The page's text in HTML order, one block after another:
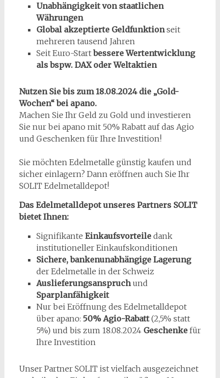
Unabhängigkeit von staatlichen
Währungen
Global akzeptierte Geldfunktionseit
mehreren tausend Jahren
Seit Euro-Startbessere Wertentwicklung
als bspw. DAX oder Weltaktien
Nutzen Sie bis zum 18.08.2024 die „Gold-
Wochen“ bei apano.
Machen Sie Ihr Geld zu Gold und investieren
Sie nur bei apano mit 50% Rabatt auf das Agio
und Geschenken für Ihre Investition!
Sie möchten Edelmetalle günstig kaufen und
sicher einlagern? Dann eröffnen auch Sie Ihr
SOLIT Edelmetalldepot!
Das Edelmetalldepot unseres Partners SOLIT
bietet Ihnen:
Signifikante Einkaufsvorteiledank
institutioneller Einkaufskonditionen
Sichere, bankenunabhängige Lagerung
der Edelmetalle in der Schweiz
Auslieferungsanspruchund
Sparplanfähigkeit
Nur bei Eröffnung des Edelmetalldepot
über apano: 50% Agio-Rabatt(2,5% statt
5%) und bis zum 18.08.2024 Geschenkefür
Ihre Investition
Unser Partner SOLIT ist vielfach ausgezeichnet